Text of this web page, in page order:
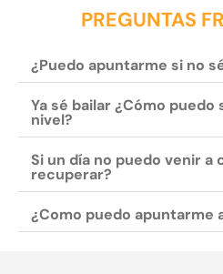
PREGUNTAS
¿Puedo apuntarme si no
Ya sé bailar ¿Cómo puedo
nivel?
Si un día no puedo venir a
recuperar?
¿Como puedo apuntarme